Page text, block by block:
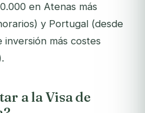
en Atenas más
y Portugal (desde
más costes
a la Visa de